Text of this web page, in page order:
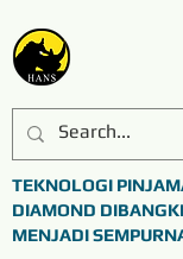
TEKNOLOGI
DIAMOND
MENJADI